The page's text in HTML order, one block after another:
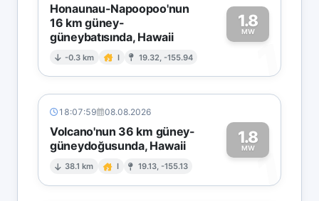
Honaunau-Napoopoo'nun
16 km güney-
güneybatısında, Hawaii
-0.3 km I 19.32, -155.94
1.8
MW
1
18:07:59 08.08.2026
Volcano'nun 36 km güney-
güneydoğusunda, Hawaii
38.1 km I 19.13, -155.13
1.8
MW1